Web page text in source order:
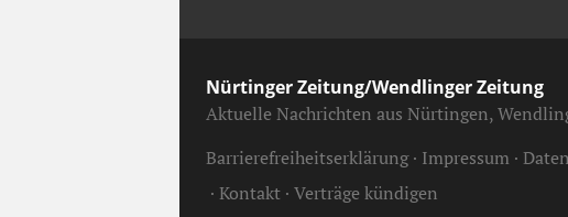
Nürtinger Zeitung/Wendlinger Zeitung
Aktuelle Nachrichten aus Nürtingen,
Barrierefreiheitserklärung Impressum
Kontakt Verträge kündigen